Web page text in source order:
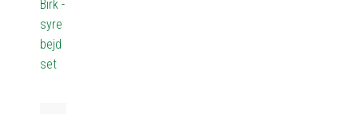
Birk -
syre
bejd
set